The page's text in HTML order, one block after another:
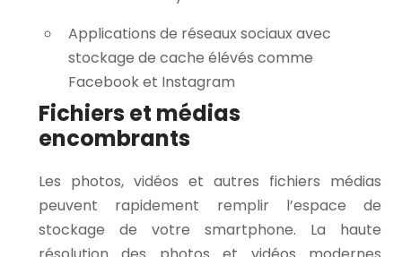
Applications de réseaux sociaux avec
stockage de cache élévés comme
Facebook et Instagram
Fichiers et médias
encombrants
Les photos, vidéos et autres fichiers médias
peuvent rapidement remplir l’espace de
stockage de votre smartphone. La haute